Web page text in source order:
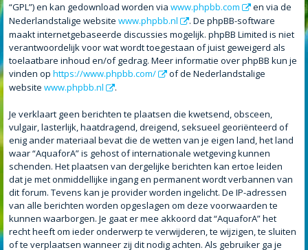
“GPL”) en kan gedownload worden via www.phpbb.com
en via de
Nederlandstalige website www.phpbb.nl
. De phpBB-software
maakt internetgebaseerde discussies mogelijk. phpBB Limited is niet
verantwoordelijk voor wat wordt toegestaan of juist geweigerd als
toelaatbare inhoud en/of gedrag. Meer informatie over phpBB kun je
vinden op https://www.phpbb.com/
of de Nederlandstalige
website www.phpbb.nl .
Je verklaart geen berichten te plaatsen die kwetsend, obsceen,
vulgair, lasterlijk, haatdragend, dreigend, seksueel georiënteerd of
enig ander materiaal bevat die de wetten van je eigen land, het land
waar “AquaforA” is gehost of internationale wetgeving kunnen
schenden. Het plaatsen van dergelijke berichten kan ertoe leiden
dat je met onmiddellijke ingang en permanent wordt verbannen van
dit forum. Tevens kan je provider worden ingelicht. De IP-adressen
van alle berichten worden opgeslagen om deze voorwaarden te
kunnen waarborgen. Je gaat er mee akkoord dat “AquaforA” het
recht heeft om ieder onderwerp te verwijderen, te wijzigen, te sluiten
of te verplaatsen wanneer zij dit nodig achten. Als gebruiker ga je